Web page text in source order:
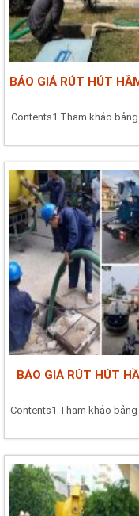
BÁO GIÁ RÚT HÚT
Contents1 Tham khảo
BÁO GIÁ RÚT HÚT
Contents1 Tham khảo